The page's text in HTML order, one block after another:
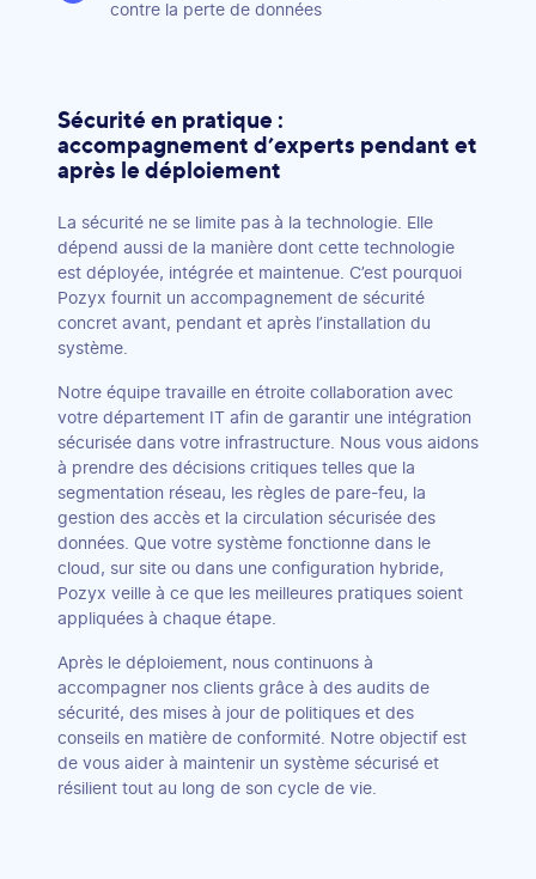
contre la perte de données
Sécurité en pratique :
accompagnement d’experts pendant et
après le déploiement
La sécurité ne se limite pas à la technologie. Elle
dépend aussi de la manière dont cette technologie
est déployée, intégrée et maintenue. C’est pourquoi
Pozyx fournit un accompagnement de sécurité
concret avant, pendant et après l’installation du
système.
Notre équipe travaille en étroite collaboration avec
votre département IT afin de garantir une intégration
sécurisée dans votre infrastructure. Nous vous aidons
à prendre des décisions critiques telles que la
segmentation réseau, les règles de pare-feu, la
gestion des accès et la circulation sécurisée des
données. Que votre système fonctionne dans le
cloud, sur site ou dans une configuration hybride,
Pozyx veille à ce que les meilleures pratiques soient
appliquées à chaque étape.
Après le déploiement, nous continuons à
accompagner nos clients grâce à des audits de
sécurité, des mises à jour de politiques et des
conseils en matière de conformité. Notre objectif est
de vous aider à maintenir un système sécurisé et
résilient tout au long de son cycle de vie.